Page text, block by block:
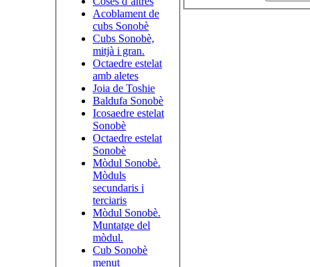
Acoblament de
cubs Sonobè
Cubs Sonobè,
mitjà i gran.
Octaedre estelat
amb aletes
Joia de Toshie
Baldufa Sonobè
Icosaedre estelat
Sonobè
Octaedre estelat
Sonobè
Mòdul Sonobè.
Mòduls
secundaris i
terciaris
Mòdul Sonobè.
Muntatge del
mòdul.
Cub Sonobè
menut